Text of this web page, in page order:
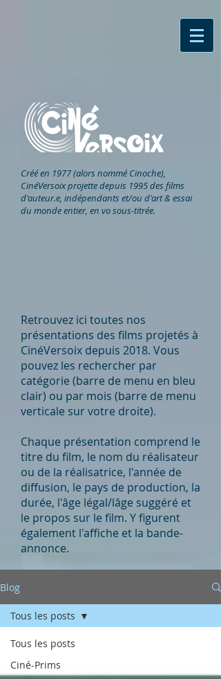
Créé en 1977 (alors nommé Cinoche),
CinéVersoixprojette depuis 1995 des films
d'auteur.e, indépendants et/ou d'art & essai
du monde entier, en vo sous-titrée.
Retrouvez ici toutes nos
présentations des films projetés à
CinéVersoix depuis 2018. Vous
pouvez les rechercher par
catégorie (barre de menu en bleu
clair) ou par mois (barre de menu
verticale sur votre droite).
Chaque présentation comprend le
titre du film, le nom du réalisateur
ou de la réalisatrice, l'année de
diffusion, le pays de production, la
durée, l'âge légal/lâge suggéré et
le propos sur le film. Y figurent
également l'affiche et la bande-
annonce.
Blog
Tous les posts
Ciné-Prims
Tous les posts